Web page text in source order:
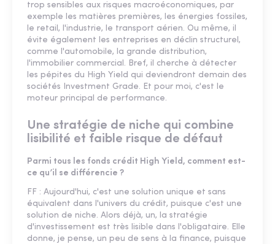
trop sensibles aux risques macroéconomiques, par
exemple les matières premières, les énergies fossiles,
le retail, l'industrie, le transport aérien. Ou même, il
évite également les entreprises en déclin structurel,
comme l'automobile, la grande distribution,
l'immobilier commercial. Bref, il cherche à détecter
les pépites du High Yield qui deviendront demain des
sociétés Investment Grade. Et pour moi, c'est le
moteur principal de performance.
Une stratégie de niche qui combine
lisibilité et faible risque de défaut
Parmi tous les fonds crédit High Yield, comment est-
ce qu’il se différencie ?
FF : Aujourd'hui, c'est une solution unique et sans
équivalent dans l'univers du crédit, puisque c'est une
solution de niche. Alors déjà, un, la stratégie
d'investissement est très lisible dans l'obligataire. Elle
donne, je pense, un peu de sens à la finance, puisque